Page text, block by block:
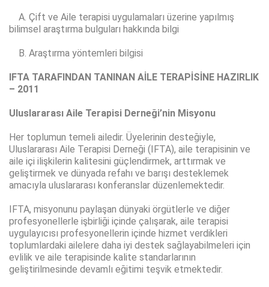
A. Çift ve Aile terapisi uygulamaları üzerine yapılmış
bilimsel araştırma bulguları hakkında bilgi
B. Araştırma yöntemleri bilgisi
IFTA TARAFINDAN TANINAN AİLE TERAPİSİNE HAZIRLIK
– 2011
Uluslararası Aile Terapisi Derneği’nin Misyonu
Her toplumun temeli ailedir. Üyelerinin desteğiyle,
Uluslararası Aile Terapisi Derneği (IFTA), aile terapisinin ve
aile içi ilişkilerin kalitesini güçlendirmek, arttırmak ve
geliştirmek ve dünyada refahı ve barışı desteklemek
amacıyla uluslararası konferanslar düzenlemektedir.
IFTA, misyonunu paylaşan dünyaki örgütlerle ve diğer
profesyonellerle işbirliği içinde çalışarak, aile terapisi
uygulayıcısı profesyonellerin içinde hizmet verdikleri
toplumlardaki ailelere daha iyi destek sağlayabilmeleri için
evlilik ve aile terapisinde kalite standarlarının
geliştirilmesinde devamlı eğitimi teşvik etmektedir.